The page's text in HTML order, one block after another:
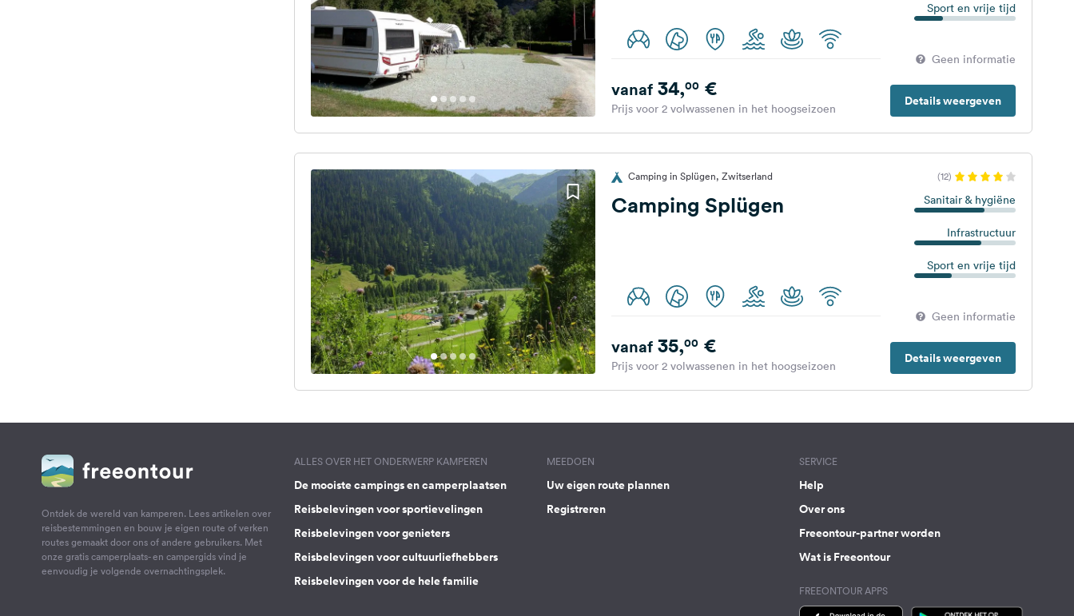
Sport en vrije tijd
Geen informatie
Details weergeven
vanaf34,00€
Prijs voor 2 volwassenen in het hoogseizoen
Camping in Splügen, Zwitserland (12)
Camping Splügen Sanitair & hygiëne
Infrastructuur
Sport en vrije tijd
Geen informatie
Details weergeven
vanaf35,00€
Prijs voor 2 volwassenen in het hoogseizoen
Ontdek de wereld van kamperen. Lees artikelen over
reisbestemmingen en bouw je eigen route of verken
routes gemaakt door ons of andere gebruikers. Met
onze gratis camperplaats- en campergids vind je
eenvoudig je volgende overnachtingsplek.
ALLES OVER HET ONDERWERP KAMPEREN
De mooiste campings en camperplaatsen
Reisbelevingen voor sportievelingen
Reisbelevingen voor genieters
Reisbelevingen voor cultuurliefhebbers
Reisbelevingen voor de hele familie
MEEDOEN
Uw eigen route plannen
Registreren
SERVICE
Help
Over ons
Freeontour-partner worden
Wat is Freeontour
FREEONTOUR APPS